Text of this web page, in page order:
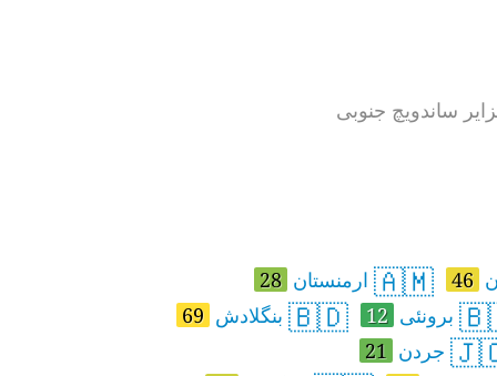
ساندویچ جنوبی
46
🇦🇲 ارمنستان 28
برونئی 12
🇧🇩 بنگلادش 69
جردن 21